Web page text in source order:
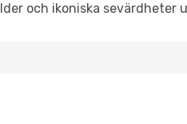
och ikoniska sevärdheter